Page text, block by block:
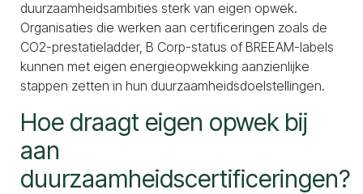
duurzaamheidsambities sterk van eigen opwek.
Organisaties die werken aan certificeringen zoals de
CO2-prestatieladder, B Corp-status of BREEAM-labels
kunnen met eigen energieopwekking aanzienlijke
stappen zetten in hun duurzaamheidsdoelstellingen.
Hoe draagt eigen opwek bij
aan
duurzaamheidscertificeringen?